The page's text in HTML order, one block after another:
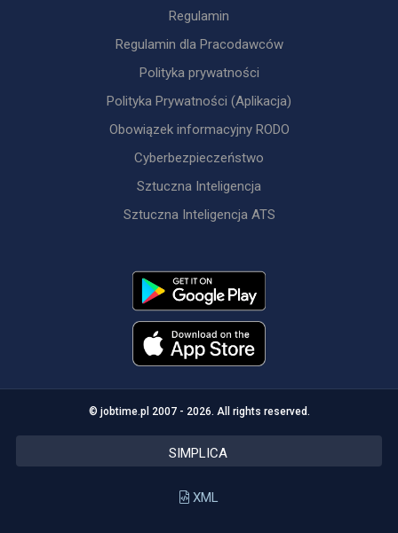
Regulamin
Regulamin dla Pracodawców
Polityka prywatności
Polityka Prywatności (Aplikacja)
Obowiązek informacyjny RODO
Cyberbezpieczeństwo
Sztuczna Inteligencja
Sztuczna Inteligencja ATS
© jobtime.pl 2007 - 2026. All rights reserved.
SIMPLICA
XML